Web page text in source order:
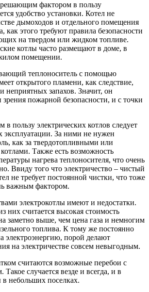
фактором в пользу
удобство установки. Котел не
дымоходов и отдельного помещения
как этого требуют правила безопасности
на твердом или жидком топливе.
котлы часто размещают в доме, в
помещении.
теплоноситель с помощью
открытого пламени, как следствие,
неприятных запахов. Значит, он
зрения пожарной безопасности, и с точки
пользу электрических котлов следует
эксплуатации. За ними не нужен
как за твердотопливными или
Также есть возможность
нагрева теплоносителя, что очень
Ввиду того что электричество – чистый
не требует постоянной чистки, что тоже
важным фактором.
электрокотлы имеют и недостатки.
них считается высокая стоимость
заметно выше, чем цена газа и немногим
топлива. К тому же постоянно
электроэнергию, порой делают
на электричестве совсем невыгодным.
считаются возможные перебои с
Такое случается везде и всегда, и в
небольших поселках.